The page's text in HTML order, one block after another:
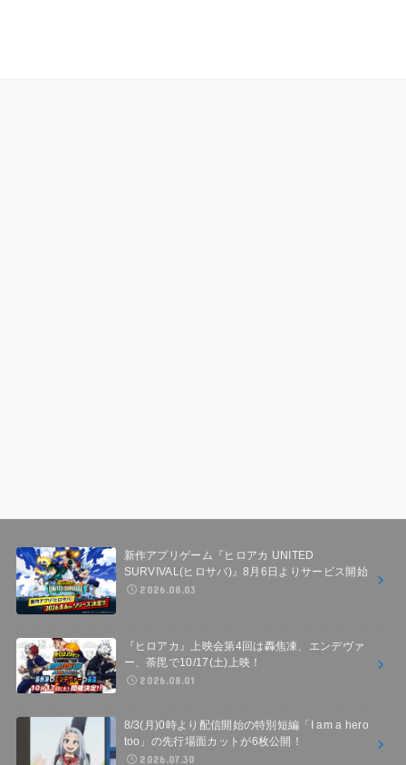
新作アプリゲーム『ヒロアカ UNITED
SURVIVAL(ヒロサバ)』8月6日よりサービス開始
2026.08.03
『ヒロアカ』上映会第4回は轟焦凍、エンデヴァ
ー、荼毘で10/17(土)上映！
2026.08.01
8/3(月)0時より配信開始の特別短編「I am a hero
too」の先行場面カットが6枚公開！
2026.07.30